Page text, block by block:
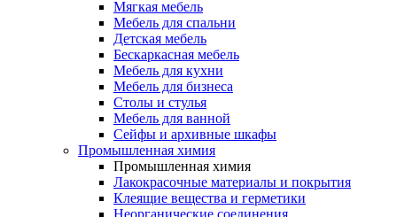
Мягкая мебель
Мебель для спальни
Детская мебель
Бескаркасная мебель
Мебель для кухни
Мебель для бизнеса
Столы и стулья
Мебель для ванной
Сейфы и архивные шкафы
Промышленная химия
Промышленная химия
Лакокрасочные материалы и покрытия
Клеящие вещества и герметики
Неорганические соединения